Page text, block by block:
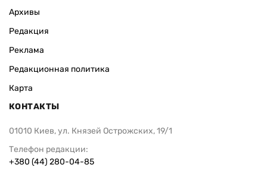
Архивы
Редакция
Реклама
Редакционная политика
Карта
КОНТАКТЫ
01010 Киев, ул. Князей Острожских, 19/1
Телефон редакции:
+380 (44) 280-04-85